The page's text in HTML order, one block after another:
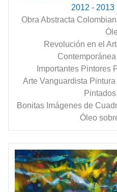
2012 -
Obra Abstracta
Revolución en el
Importantes Pintores
Arte Vanguardista
Bonitas Imágenes de
Óleo